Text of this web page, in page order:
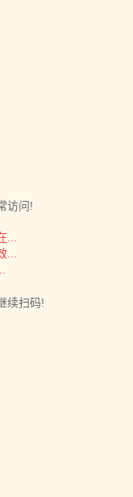
访问!
...
...
续扫码!